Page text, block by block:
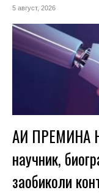
5 август, 2026
АИ ПРЕМИНА
научник,
заобиколи